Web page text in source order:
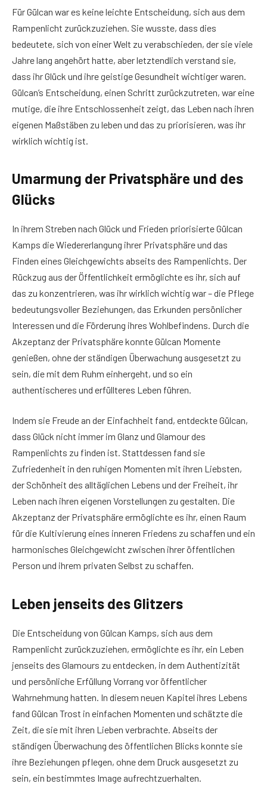
Für Gülcan war es keine leichte Entscheidung, sich aus dem
Rampenlicht zurückzuziehen. Sie wusste, dass dies
bedeutete, sich von einer Welt zu verabschieden, der sie viele
Jahre lang angehört hatte, aber letztendlich verstand sie,
dass ihr Glück und ihre geistige Gesundheit wichtiger waren.
Gülcan’s Entscheidung, einen Schritt zurückzutreten, war eine
mutige, die ihre Entschlossenheit zeigt, das Leben nach ihren
eigenen Maßstäben zu leben und das zu priorisieren, was ihr
wirklich wichtig ist.
Umarmung der Privatsphäre und des
Glücks
In ihrem Streben nach Glück und Frieden priorisierte Gülcan
Kamps die Wiedererlangung ihrer Privatsphäre und das
Finden eines Gleichgewichts abseits des Rampenlichts. Der
Rückzug aus der Öffentlichkeit ermöglichte es ihr, sich auf
das zu konzentrieren, was ihr wirklich wichtig war – die Pflege
bedeutungsvoller Beziehungen, das Erkunden persönlicher
Interessen und die Förderung ihres Wohlbefindens. Durch die
Akzeptanz der Privatsphäre konnte Gülcan Momente
genießen, ohne der ständigen Überwachung ausgesetzt zu
sein, die mit dem Ruhm einhergeht, und so ein
authentischeres und erfüllteres Leben führen.
Indem sie Freude an der Einfachheit fand, entdeckte Gülcan,
dass Glück nicht immer im Glanz und Glamour des
Rampenlichts zu finden ist. Stattdessen fand sie
Zufriedenheit in den ruhigen Momenten mit ihren Liebsten,
der Schönheit des alltäglichen Lebens und der Freiheit, ihr
Leben nach ihren eigenen Vorstellungen zu gestalten. Die
Akzeptanz der Privatsphäre ermöglichte es ihr, einen Raum
für die Kultivierung eines inneren Friedens zu schaffen und ein
harmonisches Gleichgewicht zwischen ihrer öffentlichen
Person und ihrem privaten Selbst zu schaffen.
Leben jenseits des Glitzers
Die Entscheidung von Gülcan Kamps, sich aus dem
Rampenlicht zurückzuziehen, ermöglichte es ihr, ein Leben
jenseits des Glamours zu entdecken, in dem Authentizität
und persönliche Erfüllung Vorrang vor öffentlicher
Wahrnehmung hatten. In diesem neuen Kapitel ihres Lebens
fand Gülcan Trost in einfachen Momenten und schätzte die
Zeit, die sie mit ihren Lieben verbrachte. Abseits der
ständigen Überwachung des öffentlichen Blicks konnte sie
ihre Beziehungen pflegen, ohne dem Druck ausgesetzt zu
sein, ein bestimmtes Image aufrechtzuerhalten.